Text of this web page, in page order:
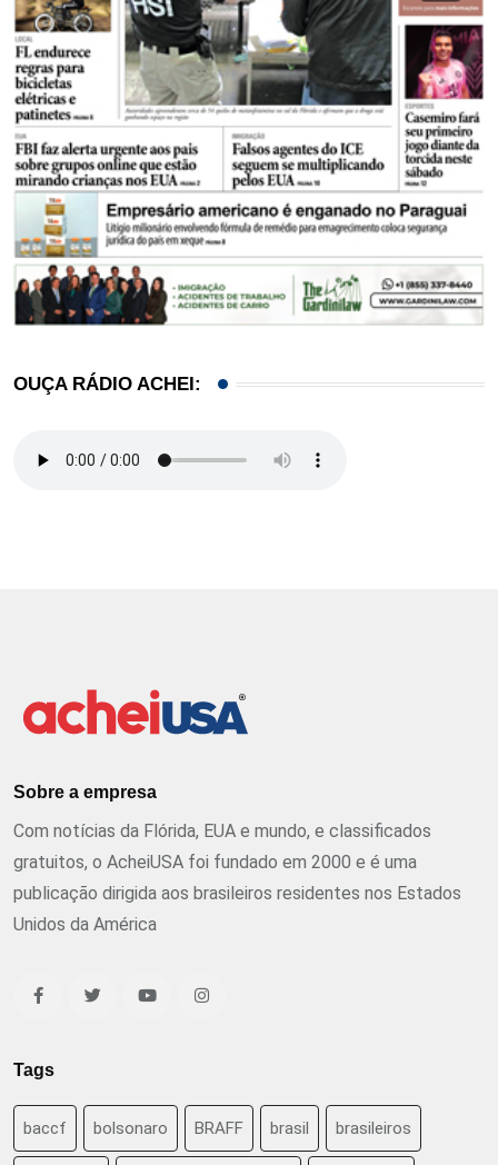
OUÇA RÁDIO ACHEI:
Sobre a empresa
Com notícias da Flórida, EUA e mundo, e classificados
gratuitos, o AcheiUSA foi fundado em 2000 e é uma
publicação dirigida aos brasileiros residentes nos Estados
Unidos da América
Tags
baccf bolsonaro BRAFF brasil brasileiros